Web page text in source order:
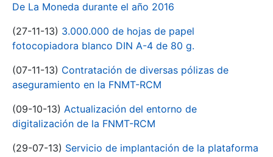
De La Moneda durante el año 2016
(27-11-13) 3.000.000 de hojas de papel
fotocopiadora blanco DIN A-4 de 80 g.
(07-11-13) Contratación de diversas pólizas de
aseguramiento en la FNMT-RCM
(09-10-13) Actualización del entorno de
digitalización de la FNMT-RCM
(29-07-13) Servicio de implantación de la plataforma